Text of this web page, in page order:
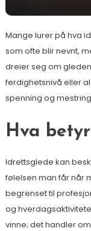
Mange lurer på hva
som ofte blir nevnt,
dreier seg om
ferdighetsnivå eller
spenning og
Hva
Idrettsglede kan
følelsen man får når
begrenset til
og
vinne; det handler